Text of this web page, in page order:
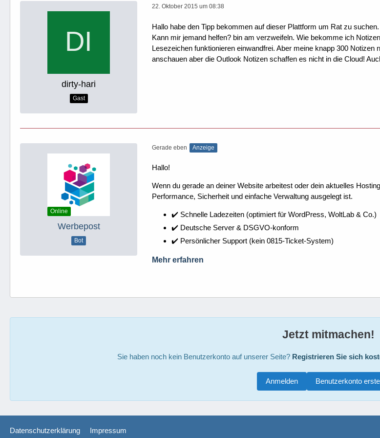
dirty-hari
Gast
22. Oktober 2015 um 08:38
Hallo habe den Tipp bekommen auf dieser Plattform um Rat zu suchen.
Kann mir jemand helfen? bin am verzweifeln. Wie bekomme ich
Lesezeichen funktionieren einwandfrei. Aber meine knapp 300
anschauen aber die Outlook Notizen schaffen es nicht in die Cloud!
Online
Werbepost
Bot
Gerade eben Anzeige
Hallo!
Wenn du gerade an deiner Website arbeitest oder dein aktuelles
Performance, Sicherheit und einfache Verwaltung ausgelegt ist.
✔️ Schnelle Ladezeiten (optimiert für WordPress, WoltLab & Co.)
✔️ Deutsche Server & DSGVO-konform
✔️ Persönlicher Support (kein 0815-Ticket-System)
Mehr erfahren
Jetzt mitmachen!
Sie haben noch kein Benutzerkonto auf unserer Seite? Registrieren Sie sich
Benutzerkonto
Anmelden
Datenschutzerklärung Impressum